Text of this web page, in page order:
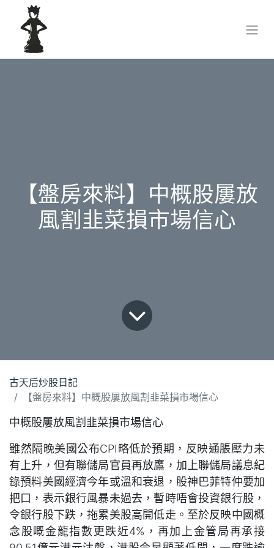
【盤房來料】中概股屢放
風割韭菜損市場信心
古天后炒股日記
【盤房來料】中概股屢放風割韭菜損市場信心
中概股屢放風割韭菜損市場信心
雖然隔晚美國公布CPI略低於預期，反映通脹壓力未
有上升，但有聯儲局官員再放鷹，加上聯儲局議息紀
錄預料美國經濟今年或溫和衰退，股神巴菲特仲要加
把口，表示銀行風暴未過去，暫時唔會投資銀行股，
令銀行股下跌，拖累美股高開低走。至於反映中國概
念股嘅金龍指數更跌近4%，再加上金管局再承接